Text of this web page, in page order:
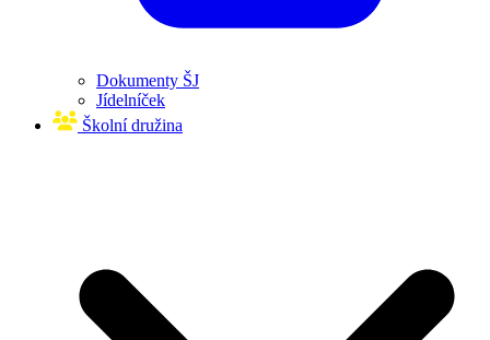
Dokumenty ŠJ
Jídelníček
Školní družina